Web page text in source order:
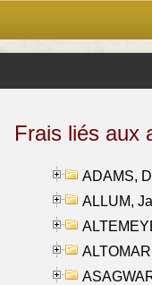
Frais liés aux
ADAMS,
ALLUM,